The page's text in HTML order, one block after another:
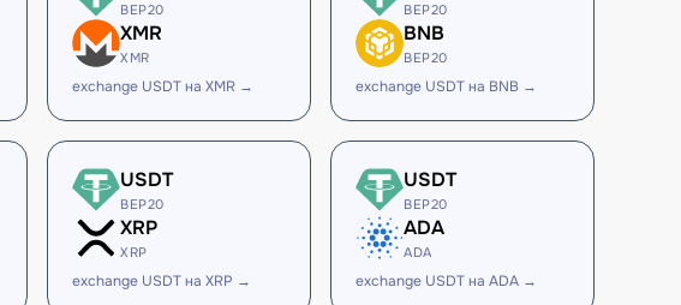
BEP20
XMR
XMR
exchange USDT на XMR →
BEP20
BNB
BEP20
exchange USDT на BNB →
USDT
BEP20
XRP
XRP
exchange USDT на XRP →
USDT
BEP20
ADA
ADA
exchange USDT на ADA →